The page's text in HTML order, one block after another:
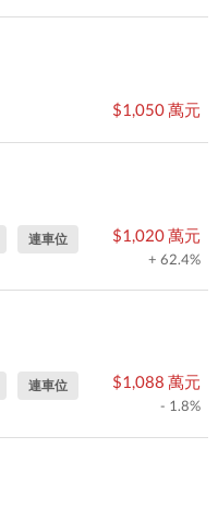
$1,050 萬元
連車位 $1,020 萬元
+ 62.4%
連車位 $1,088 萬元
- 1.8%